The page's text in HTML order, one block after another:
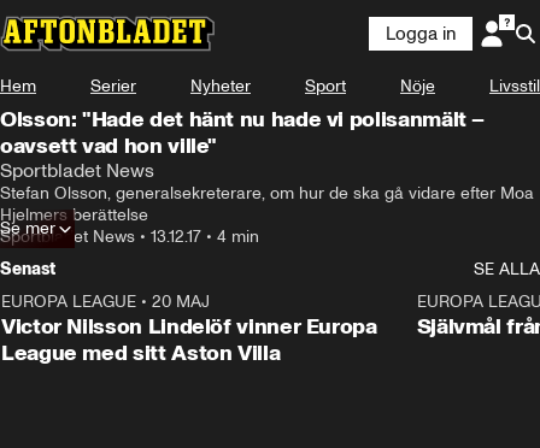
Logga in
Hem Serier Nyheter Sport Nöje Livsstil
Olsson: "Hade det hänt nu hade vi polisanmält –
oavsett vad hon ville"
Sportbladet News
Stefan Olsson, generalsekreterare, om hur de ska gå vidare efter Moa
Hjelmers berättelse
Sportbladet News • 13.12.17 • 4 min
Se mer
Senast
SE ALLA
EUROPA LEAGUE • 20 MAJ
Victor Nilsson Lindelöf vinner Europa
League med sitt Aston Villa
EUROPA
Självmål